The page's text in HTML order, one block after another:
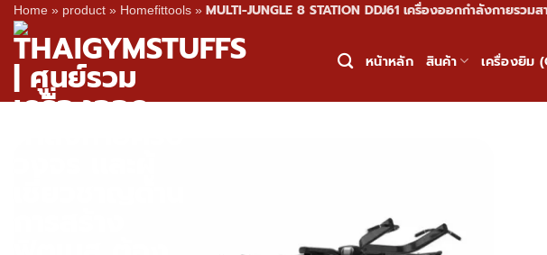
Home » product » Homefittools » MULTI-JUNGLE 8 STATION DDJ61 เครื่องออกกำลังกายรวม
Skip
content
หน้าหลัก สินค้า เครื่องยิม